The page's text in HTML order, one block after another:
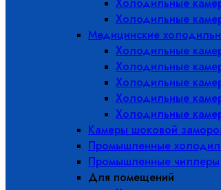
Холодильные
Медицинские
Холодильные
Холодильные
Холодильные
Холодильные
Холодильные
Камеры шоковой
Промышленные
Промышленные чиллеры
Для помещений